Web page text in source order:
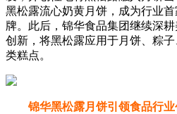
黑松露流心奶黄月饼，成为行业
牌。此后，锦华食品集团继续深
创新，将黑松露应用于月饼、粽
类糕点。
锦华黑松露月饼引领食品行